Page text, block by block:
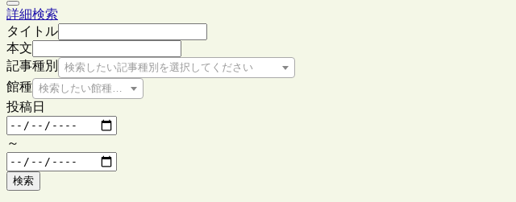
詳細検索
タイトル
本文
記事種別
検索したい記事種別を選択してください
館種 検索したい館種を選択してください
投稿日
～
検索